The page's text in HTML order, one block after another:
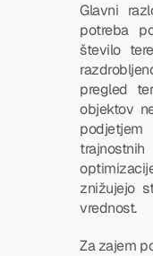
Glavni
potreba
število
pregled
objektov
znižujejo
vrednost.
Za zajem